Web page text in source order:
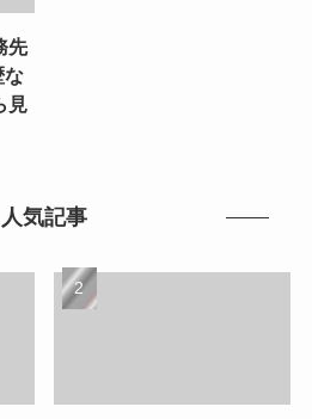
先
な
見
人気記事